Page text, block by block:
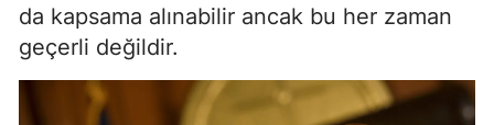
da kapsama alınabilir ancak bu her zaman
geçerli değildir.